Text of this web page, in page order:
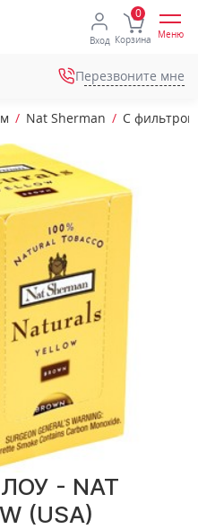
Вход Корзина Меню
Перезвоните мне
Nat Sherman С фильтром
- NAT
(USA)